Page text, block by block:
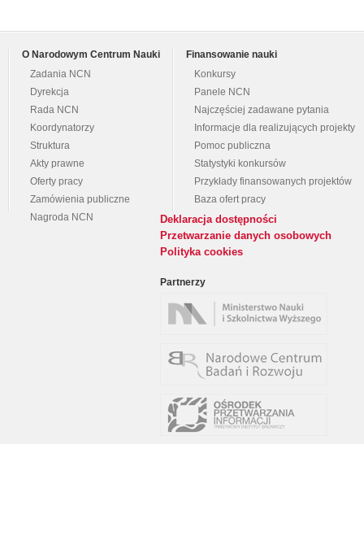
O Narodowym Centrum Nauki
Zadania NCN
Dyrekcja
Rada NCN
Koordynatorzy
Struktura
Akty prawne
Oferty pracy
Zamówienia publiczne
Nagroda NCN
Finansowanie nauki
Konkursy
Panele NCN
Najczęściej zadawane pytania
Informacje dla realizujących projekty
Pomoc publiczna
Statystyki konkursów
Przykłady finansowanych projektów
Baza ofert pracy
Deklaracja dostępności
Przetwarzanie danych osobowych
Polityka cookies
Partnerzy